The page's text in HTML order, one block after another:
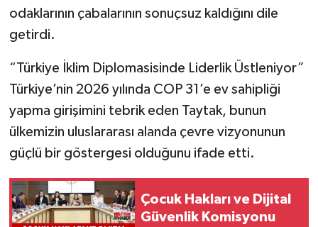
odaklarının çabalarının sonuçsuz kaldığını dile
getirdi.
“Türkiye İklim Diplomasisinde Liderlik Üstleniyor”
Türkiye’nin 2026 yılında COP 31’e ev sahipliği
yapma girişimini tebrik eden Taytak, bunun
ülkemizin uluslararası alanda çevre vizyonunun
güçlü bir göstergesi olduğunu ifade etti.
Çocuk Hakları ve Dijital
Güvenlik Komisyonu